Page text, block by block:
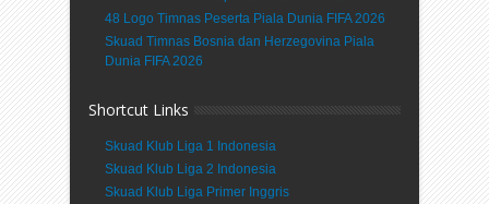
48 Logo Timnas Peserta Piala Dunia FIFA 2026
Skuad Timnas Bosnia dan Herzegovina Piala
Dunia FIFA 2026
Shortcut Links
Skuad Klub Liga 1 Indonesia
Skuad Klub Liga 2 Indonesia
Skuad Klub Liga Primer Inggris